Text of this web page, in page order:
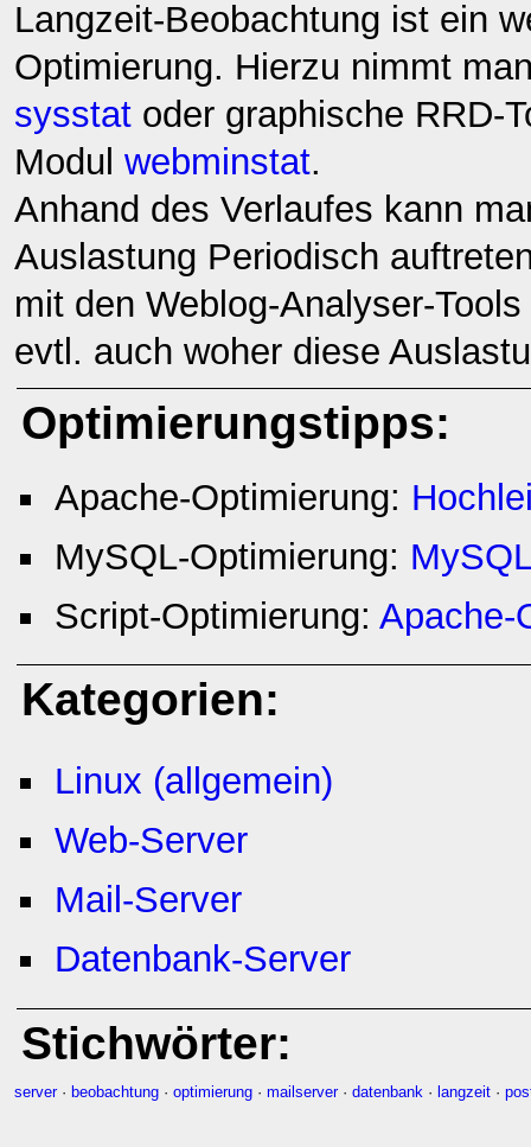
Langzeit-Beobachtung ist ein
Optimierung. Hierzu nimmt
sysstat oder graphische RRD-
Modul webminstat.
Anhand des Verlaufes kann
Auslastung Periodisch
mit den Weblog-Analyser-
evtl. auch woher diese
Optimierungstipps:
Apache-Optimierung:
MySQL-Optimierung:
Script-Optimierung: Apache-
Kategorien:
Linux (allgemein)
Web-Server
Mail-Server
Datenbank-Server
Stichwörter:
server· beobachtung · optimierung · mailserver· datenbank · langzeit ·